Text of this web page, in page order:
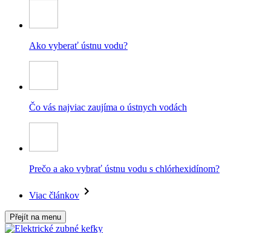
Ako vyberať ústnu vodu?
Čo vás najviac zaujíma o ústnych vodách
Prečo a ako vybrať ústnu vodu s chlórhexidínom?
Viac článkov
Přejít na menu